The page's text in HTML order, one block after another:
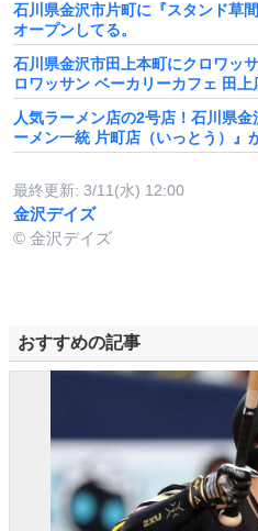
石川県金沢市片町に『スタンド草
オープンしてる。
石川県金沢市田上本町にクロワッ
ロワッサン ベーカリーカフェ 田上
人気ラーメン店の2号店！石川県
ーメン一統 片町店（いっとう）』
最終更新: 3/11(水) 12:00
金沢デイズ
© 金沢デイズ
おすすめの記事